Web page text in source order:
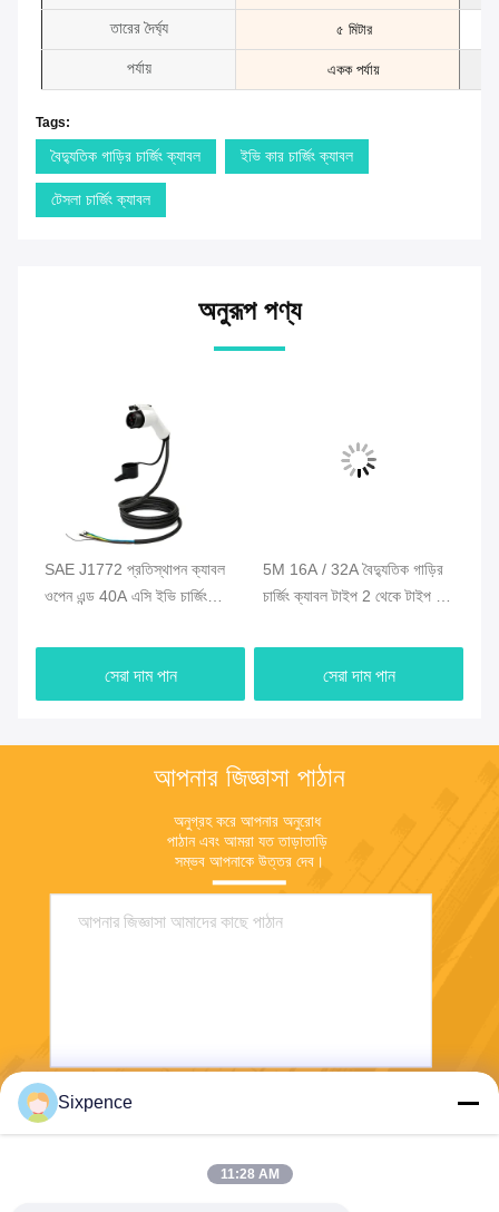
তারের দৈর্ঘ্য ৫ মিটার
পর্যায় একক পর্যায়
Tags:
বৈদ্যুতিক গাড়ির চার্জিং ক্যাবল ইভি কার চার্জিং ক্যাবল
টেসলা চার্জিং ক্যাবল
অনুরূপ পণ্য
SAE J1772 প্রতিস্থাপন ক্যাবল
ওপেন এন্ড 40A এসি ইভি চার্জিং
ক্যাবল সংযোগকারী
সেরা দাম পান
5M 16A / 32A বৈদ্যুতিক গাড়ির
চার্জিং ক্যাবল টাইপ 2 থেকে টাইপ 1
সেরা দাম পান
আপনার জিজ্ঞাসা পাঠান
অনুগ্রহ করে আপনার অনুরোধ
পাঠান এবং আমরা যত তাড়াতাড়ি
সম্ভব আপনাকে উত্তর দেব।
Sixpence
11:28 AM